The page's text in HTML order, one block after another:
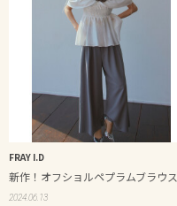
FRAY I.D
新作！オフショルペプラムブラウス
2024.06.13